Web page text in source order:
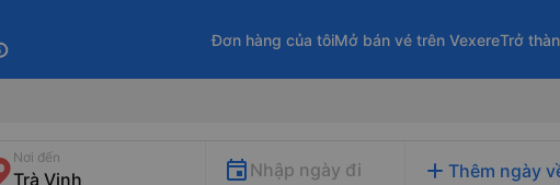
Đơn hàng của tôiMở bán vé trên VexereTrở
Nơi đến
Nhập ngày đi add Thêm ngày